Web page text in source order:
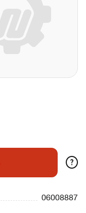
?
06008887